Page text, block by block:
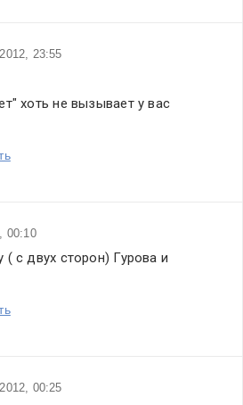
23:55
хоть не вызывает у вас
00:10
с двух сторон) Гурова и
00:25